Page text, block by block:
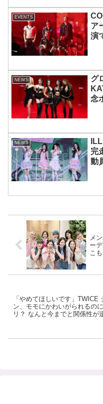
EVENTS
ア
演
NEWS
グ
念
NEWS
完
動
メ
ー
こ
「やめてほしいです」TWICE
ン、モモにかわいがられるの
リ？ なんと今までと関係性が